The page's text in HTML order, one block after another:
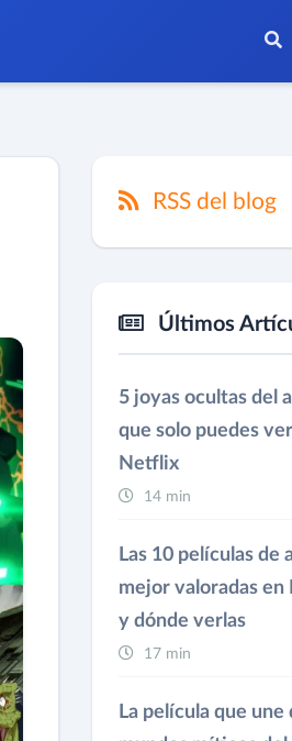
RSS del blog
Últimos
5 joyas ocultas del
que solo puedes
Netflix
14 min
Las 10 películas de
mejor valoradas en
y dónde verlas
17 min
La película que une